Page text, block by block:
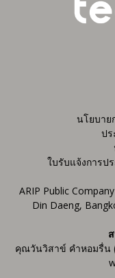
นโยบาย
ปร
ใบรับแจ้งการป
ARIP Public
Din Daeng,
คุณวันวิสาข์ คำหอมรื่น